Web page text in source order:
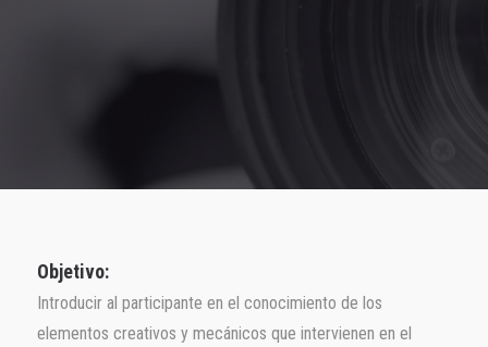
Objetivo:
Introducir al participante en el conocimiento de los
elementos creativos y mecánicos que intervienen en el